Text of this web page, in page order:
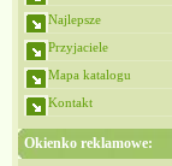
Najlepsze
Przyjaciele
Mapa katalogu
Kontakt
Okienko reklamowe: